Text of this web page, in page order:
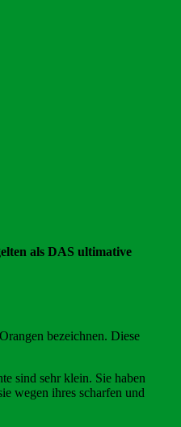
als DAS ultimative
bezeichnen. Diese
sind sehr klein. Sie haben
wegen ihres scharfen und